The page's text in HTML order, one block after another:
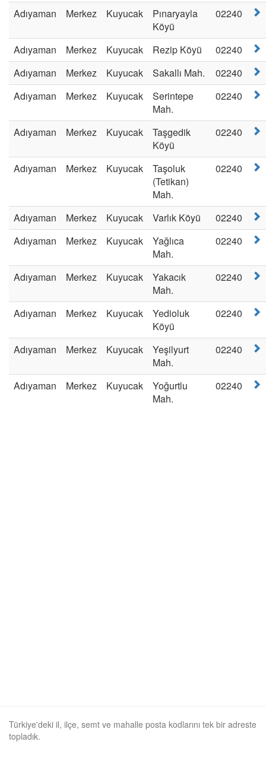
Adıyaman Merkez Kuyucak
Pınaryayla
Köyü
02240
Adıyaman Merkez Kuyucak Rezip Köyü
02240
Adıyaman
Merkez Kuyucak Sakallı Mah.
02240
Adıyaman
Merkez Kuyucak
Serintepe
Mah.
02240
Adıyaman Merkez Kuyucak
Taşgedik
Köyü
02240
Adıyaman Merkez Kuyucak
Taşoluk
(Tetikan)
Mah.
02240
Adıyaman Merkez Kuyucak Varlık Köyü
02240
Adıyaman
Merkez Kuyucak
Yağlıca
Mah.
02240
Adıyaman Merkez Kuyucak
Yakacık
Mah.
02240
Adıyaman Merkez Kuyucak
Yedioluk
Köyü
02240
Adıyaman Merkez Kuyucak
Yeşilyurt
Mah.
02240
Adıyaman Merkez Kuyucak
Yoğurtlu
Mah.
02240
Türkiye'deki il, ilçe, semt ve mahalle posta kodlarını tek bir adreste
topladık.